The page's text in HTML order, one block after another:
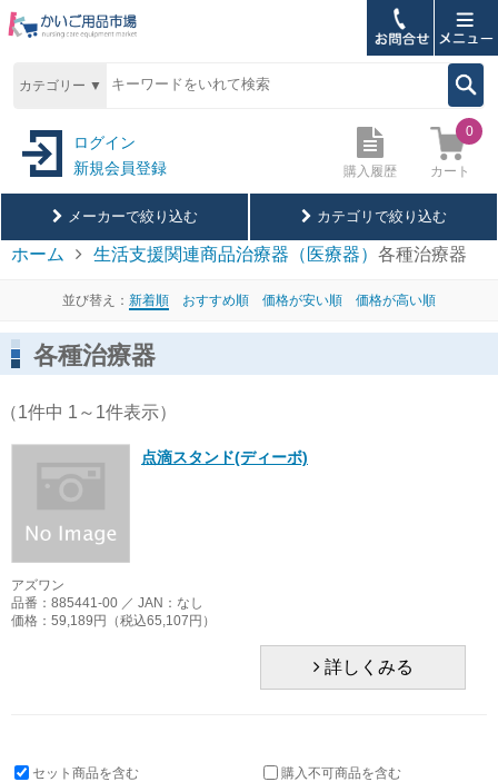
ご利用ガイド
サイトについて
新規会員登録
カテゴリー ▼
ログイン
新規会員登録
0
カート
購入履歴
メーカーで絞り込む
アズワン
カテゴリで絞り込む
ホーム 生活支援関連商品治療器（医療器） 各種治療器
並び替え： 新着順 おすすめ順 価格が安い順 価格が高い順
各種治療器
（1件中 1～1件表示）
点滴スタンド(ディーボ)
アズワン
品番：885441-00 ／ JAN：なし
価格：59,189円（税込65,107円）
詳しくみる
セット商品を含む
購入不可商品を含む